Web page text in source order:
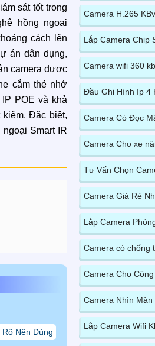
sát tốt trong
hồng ngoại
cách lên
án dân dụng,
camera được
cắm thẻ nhớ
POE và khả
kiệm. Đặc biệt,
Smart IR
Nên Dùng
Camera H.265
Lắp Camera Chip
Camera wifi 360
Đầu Ghi Hình Ip 4
Camera Có Đọc
Camera Cho xe
Tư Vấn Chọn
Camera Giá Rẻ
Lắp Camera
Camera có chống
Camera Cho
Camera Nhìn
Lắp Camera Wifi